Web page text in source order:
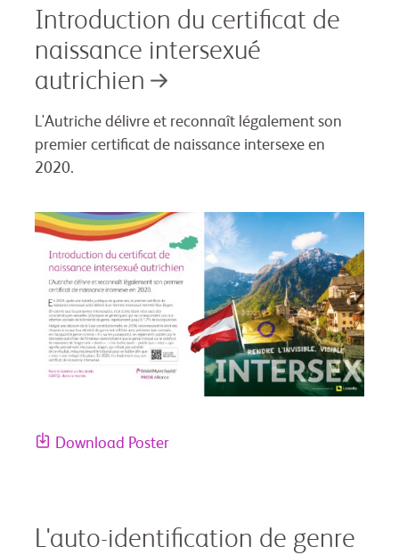
Introduction du certificat de
naissance intersexué
autrichien
L'Autriche délivre et reconnaît légalement son
premier certificat de naissance intersexe en
2020.
Download Poster
L'auto-identification de genre